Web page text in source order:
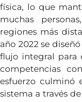
física, lo que
muchas
regiones más
año 2022 se
flujo integral para
competencias
esfuerzo culminó
sistema a través